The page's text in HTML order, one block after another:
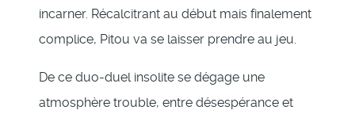
incarner. Récalcitrant au début mais finalement
complice, Pitou va se laisser prendre au jeu.
De ce duo-duel insolite se dégage une
atmosphère trouble, entre désespérance et